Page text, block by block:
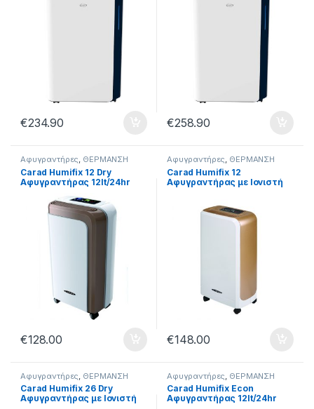
€234.90 €258.90
Αφυγραντήρες, ΘΕΡΜΑΝΣΗ
Carad Humifix 12 Dry
Αφυγραντήρας 12lt/24hr
€128.00
Αφυγραντήρες, ΘΕΡΜΑΝΣΗ
Carad Humifix 12
Αφυγραντήρας με Ιονιστή
€148.00
Αφυγραντήρες ΘΕΡΜΑΝΣΗ
Carad Humifix 26 Dry
Αφυγραντήρας με Ιονιστή
Αφυγραντήρες ΘΕΡΜΑΝΣΗ
Carad Humifix Econ
Αφυγραντήρας 12lt/24hr